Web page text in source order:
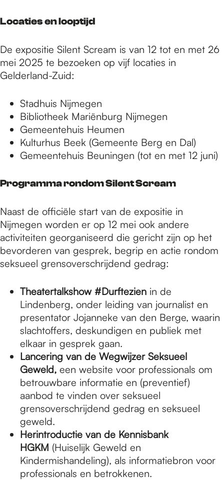
Locaties en looptijd
De expositie Silent Scream is van 12 tot en met 26
mei 2025 te bezoeken op vijf locaties in
Gelderland-Zuid:
Stadhuis Nijmegen
Bibliotheek Mariënburg Nijmegen
Gemeentehuis Heumen
Kulturhus Beek (Gemeente Berg en Dal)
Gemeentehuis Beuningen (tot en met 12 juni)
Programma rondom Silent Scream
Naast de officiële start van de expositie in
Nijmegen worden er op 12 mei ook andere
activiteiten georganiseerd die gericht zijn op het
bevorderen van gesprek, begrip en actie rondom
seksueel grensoverschrijdend gedrag:
Theatertalkshow #Durftezien in de
Lindenberg, onder leiding van journalist en
presentator Jojanneke van den Berge, waarin
slachtoffers, deskundigen en publiek met
elkaar in gesprek gaan.
Lancering van de Wegwijzer Seksueel
Geweld, een website voor professionals om
betrouwbare informatie en (preventief)
aanbod te vinden over seksueel
grensoverschrijdend gedrag en seksueel
geweld.
Herintroductie van de Kennisbank
HGKM (Huiselijk Geweld en
Kindermishandeling), als informatiebron voor
professionals en betrokkenen.